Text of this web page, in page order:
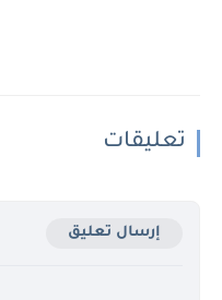
تعليقات
إرسال تعليق